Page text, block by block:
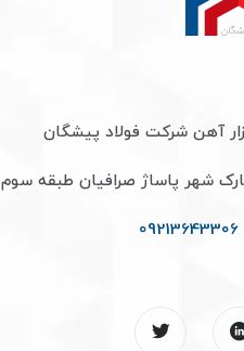
آهن شرکت فولاد پیشگان
شهر پاساژ صرافیان طبقه سوم
09213643306